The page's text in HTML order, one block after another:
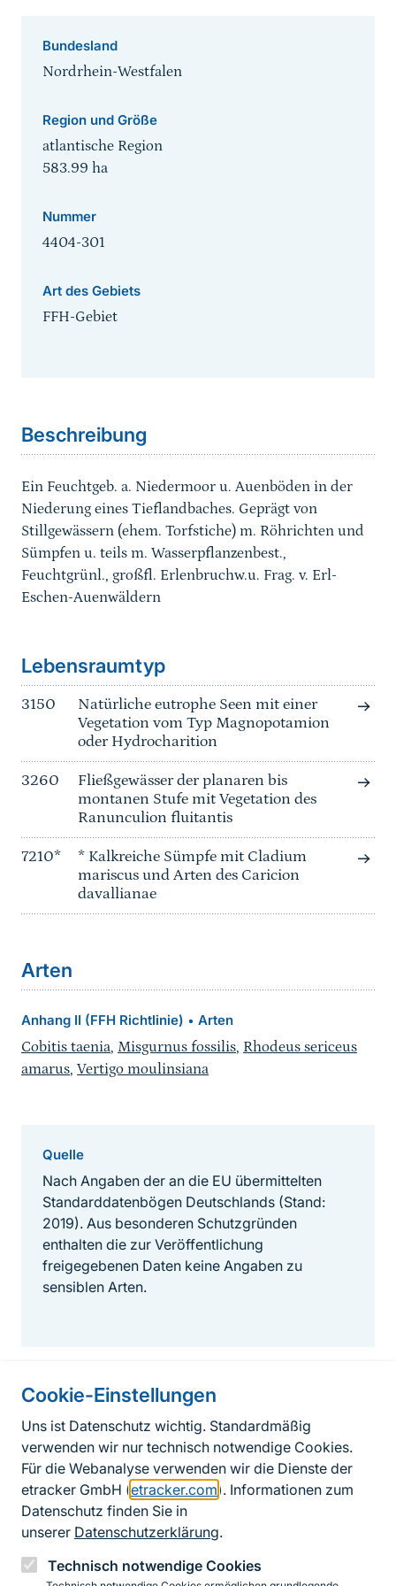
Cookie-Einstellungen
Uns ist Datenschutz wichtig. Standardmäßig
verwenden wir nur technisch notwendige Cookies.
Für die Webanalyse verwenden wir die Dienste der
etracker GmbH (etracker.com ). Informationen zum
Datenschutz finden Sie in
unserer Datenschutzerklärung.
Technisch notwendige Cookies
Bundesland
Nordrhein-Westfalen
Region und Größe
atlantische Region
583.99 ha
Nummer
4404-301
Art des Gebiets
FFH-Gebiet
Beschreibung
Ein Feuchtgeb. a. Niedermoor u. Auenböden in der
Niederung eines Tieflandbaches. Geprägt von
Stillgewässern (ehem. Torfstiche) m. Röhrichten und
Sümpfen u. teils m. Wasserpflanzenbest.,
Feuchtgrünl., großfl. Erlenbruchw.u. Frag. v. Erl-
Eschen-Auenwäldern
Lebensraumtyp
3150
Natürliche eutrophe Seen mit einer
Vegetation vom Typ Magnopotamion
oder Hydrocharition
3260
Fließgewässer der planaren bis
montanen Stufe mit Vegetation des
Ranunculion fluitantis
7210*
* Kalkreiche Sümpfe mit Cladium
mariscus und Arten des Caricion
davallianae
Arten
Anhang II (FFH Richtlinie) • Arten
Cobitis taenia, Misgurnus fossilis, Rhodeus sericeus
amarus, Vertigo moulinsiana
Quelle
Nach Angaben der an die EU übermittelten
Standarddatenbögen Deutschlands (Stand:
2019). Aus besonderen Schutzgründen
enthalten die zur Veröffentlichung
freigegebenen Daten keine Angaben zu
sensiblen Arten.
Informationen zur Seite
FußzeileKontakt zum BfN
Kontaktformular
Erklärung zur Barrierefreiheit
Impressum